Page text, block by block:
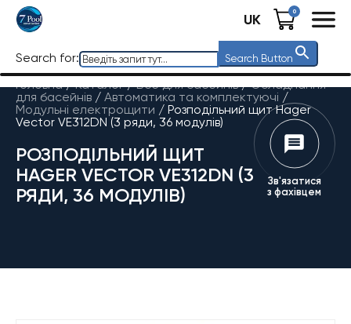
UK 0
Search for: Search Button
Головна / Каталог/Все для басейнів/Обладнання
для басейнів / Автоматика та комплектуючі /
Модульні електрощити / Розподільний щит Hager
Vector VE312DN (3 ряди, 36 модулів)
РОЗПОДІЛЬНИЙ ЩИТ
HAGER VECTOR VE312DN (3
РЯДИ, 36 МОДУЛІВ)
Зв'язатися
з фахівцем